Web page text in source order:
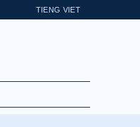
TIENG VIET